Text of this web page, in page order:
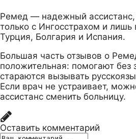
Ремед — надежный ассистанс,
только с Ингосстрахом и лишь
Турция, Болгария и Испания.
Большая часть отзывов о
положительная: помогают без
стараются вызывать
Если врач не устраивает,
ассистанс сменить больницу.
Оставить комментарий